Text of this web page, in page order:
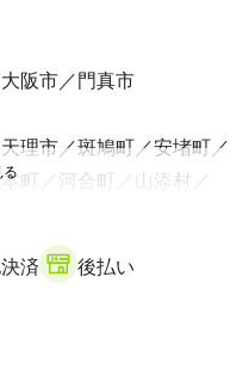
。
阪市 門真市
天理市 斑鳩町
安堵町
町 河合町
山添村
葛城市
吉野町
東吉野村
済 後払い